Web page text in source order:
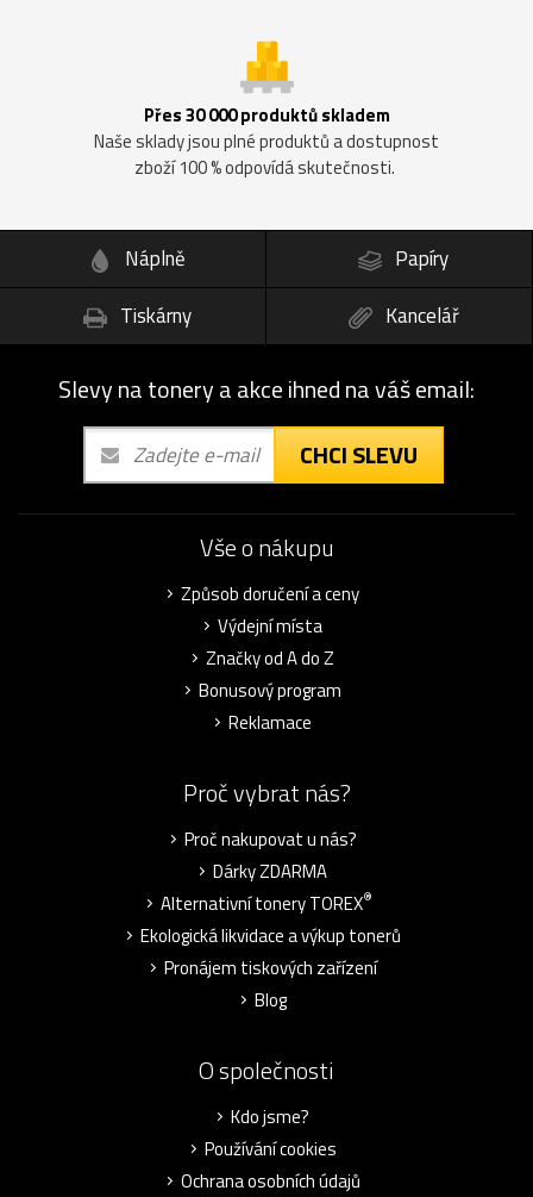
Přes 30 000 produktů skladem
Naše sklady jsou plné produktů a dostupnost
zboží 100 % odpovídá skutečnosti.
Náplně
Papíry
Tiskárny
Kancelář
Slevy na tonery a akce ihned na váš email:
CHCI SLEVU
Vše o nákupu
Způsob doručení a ceny
Výdejní místa
Značky od A do Z
Bonusový program
Reklamace
Proč vybrat nás?
Proč nakupovat u nás?
Dárky ZDARMA
Alternativní tonery TOREX®
Ekologická likvidace a výkup tonerů
Pronájem tiskových zařízení
Blog
O společnosti
Kdo jsme?
Používání cookies
Ochrana osobních údajů